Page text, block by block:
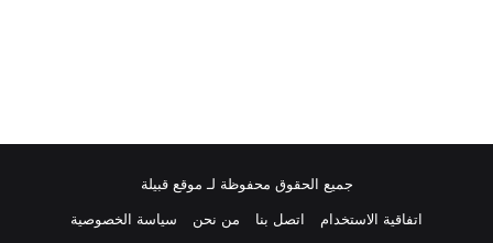
جميع الحقوق محفوظة لـ موقع قبيلة
اتفاقية الاستخدام
اتصل بنا من نحن سياسة الخصوصية